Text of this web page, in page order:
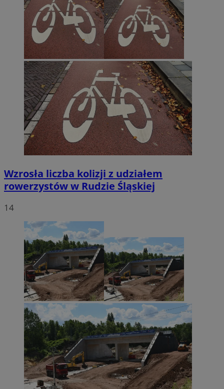
Wzrosła liczba kolizji z udziałem
rowerzystów w Rudzie Śląskiej
14